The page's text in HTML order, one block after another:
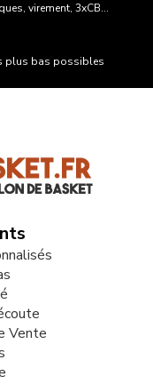
virement, 3xCB...
plus bas possibles
Vente